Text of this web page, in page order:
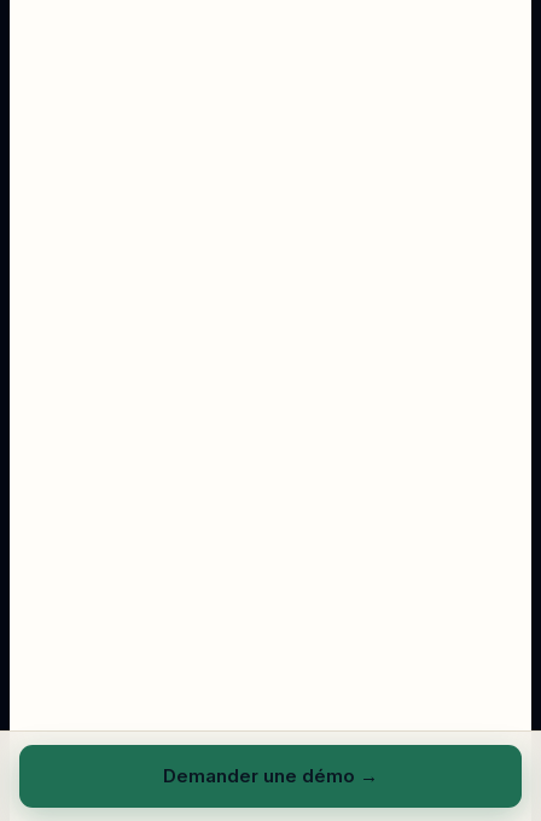
Demander une démo →